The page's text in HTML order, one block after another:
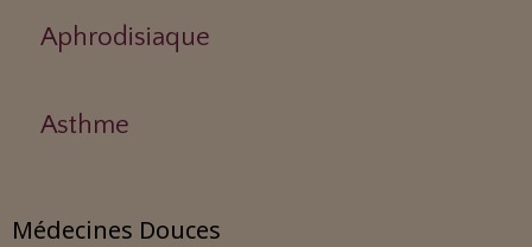
Aphrodisiaque
Asthme
Médecines Douces